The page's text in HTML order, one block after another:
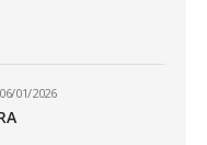
06/01/2026